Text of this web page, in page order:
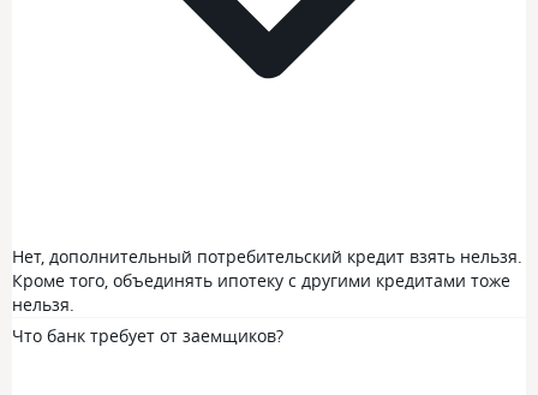
Нет, дополнительный потребительский кредит взять нельзя.
Кроме того, объединять ипотеку с другими кредитами тоже
нельзя.
Что банк требует от заемщиков?